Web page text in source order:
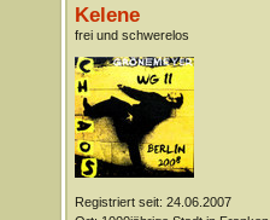
Kelene
frei und schwerelos
Registriert seit: 24.06.2007